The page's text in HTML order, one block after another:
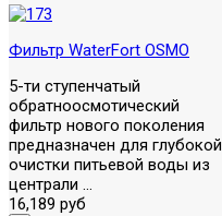
Фильтр WaterFort OSMO
5-ти ступенчатый
обратноосмотический
фильтр нового поколения
предназначен для глубокой
очистки питьевой воды из
централи ...
16,189 руб